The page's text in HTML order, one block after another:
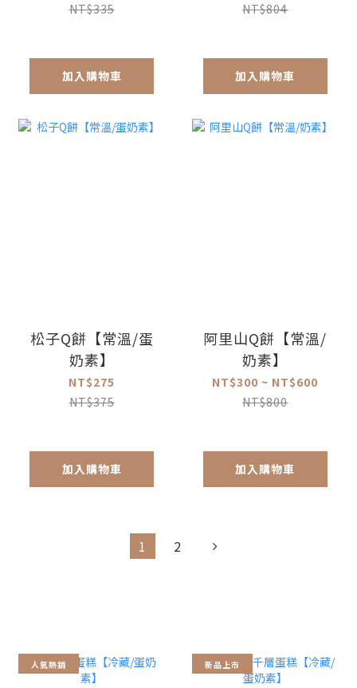
NT$335
加入購物車
NT$804
加入購物車
松子Q餅【常溫/蛋
奶素】
NT$275
NT$375
加入購物車
阿里山Q餅【常溫/
奶素】
NT$300 ~ NT$600
NT$800
加入購物車
1 2
人氣熱銷 新品上市